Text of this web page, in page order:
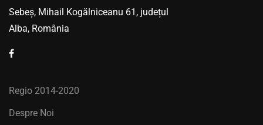
Sebeș, Mihail Kogălniceanu 61, județul
Alba, România
Regio 2014-2020
Despre Noi